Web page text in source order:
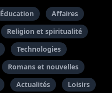
Éducation
Affaires
Religion et spiritualité
Technologies
Romans et nouvelles
Actualités
Loisirs